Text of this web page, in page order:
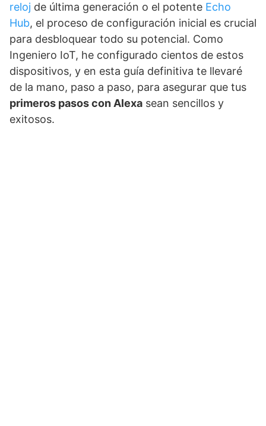
reloj de última generación o el potente Echo
Hub, el proceso de configuración inicial es crucial
para desbloquear todo su potencial. Como
Ingeniero IoT, he configurado cientos de estos
dispositivos, y en esta guía definitiva te llevaré
de la mano, paso a paso, para asegurar que tus
primeros pasos con Alexa sean sencillos y
exitosos.